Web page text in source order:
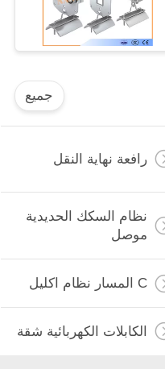
جميع
رافعة نهاية النقل
نظام السكك الحديدية
موصل
C المسار نظام اكليل
الكابلات الكهربائية شقة